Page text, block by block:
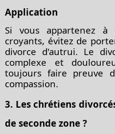
Application
Si vous appartenez à
croyants, évitez de
divorce d'autrui. Le
complexe et
toujours faire preuve
compassion.
3. Les chrétiens
de seconde zone ?